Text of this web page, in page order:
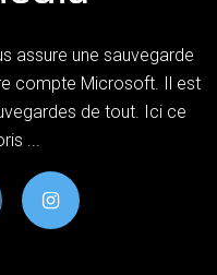
assure une sauvegarde
compte Microsoft. Il est
de tout. Ici ce
...